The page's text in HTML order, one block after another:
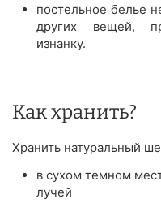
постельное белье
других вещей,
изнанку.
Как хранить?
Хранить натуральный
в сухом темном
лучей